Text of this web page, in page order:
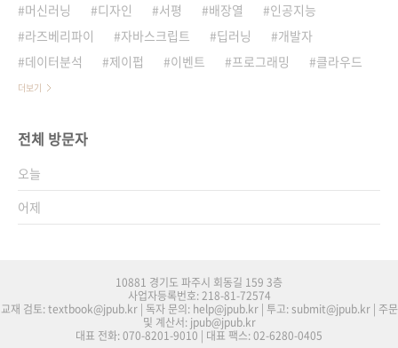
머신러닝
디자인 서평 배장열
인공지능
라즈베리파이
자바스크립트 딥러닝
개발자
데이터분석
제이펍 이벤트 프로그래밍 클라우드
더보기
전체 방문자
오늘
어제
10881 경기도 파주시 회동길 159 3층
사업자등록번호: 218-81-72574
교재 검토: textbook@jpub.kr | 독자 문의: help@jpub.kr | 투고: submit@jpub.kr | 주문
및 계산서: jpub@jpub.kr
대표 전화: 070-8201-9010 | 대표 팩스: 02-6280-0405